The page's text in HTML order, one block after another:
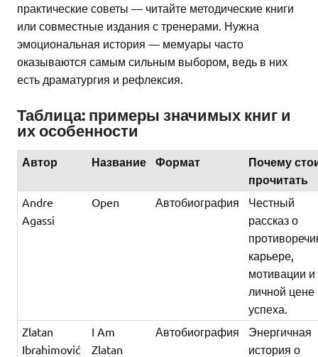
практические советы — читайте методические книги
или совместные издания с тренерами. Нужна
эмоциональная история — мемуары часто
оказываются самым сильным выбором, ведь в них
есть драматургия и рефлексия.
Таблица: примеры значимых книг и
их особенности
Автор Название Формат
Почему
прочитать
Andre
Agassi
Open Автобиография
Честный
рассказ о
карьере,
мотивации и
личной цене
успеха.
Zlatan
Ibrahimović
I Am
Zlatan
Автобиография
Энергичная
история о